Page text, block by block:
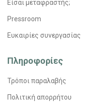
Είσαι μεταφραστής;
Pressroom
Ευκαιρίες συνεργασίας
Πληροφορίες
Τρόποι παραλαβής
Πολιτική απορρήτου